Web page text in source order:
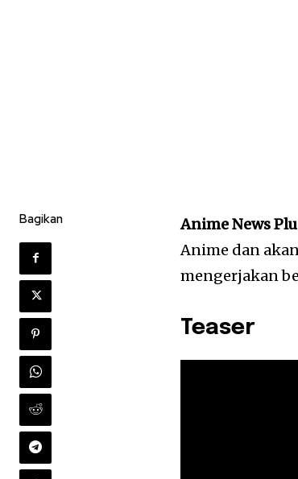
Bagikan Anime News
Anime dan
mengerjakan
Teaser